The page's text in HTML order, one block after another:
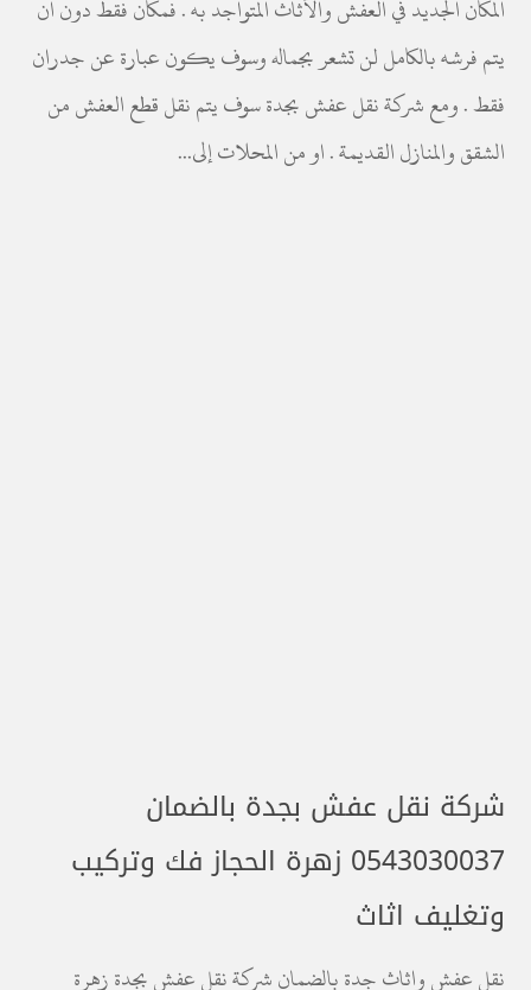
المكان الجديد في العفش والأثاث المتواجد به . فمكان فقط دون ان
يتم فرشه بالكامل لن تشعر بجماله وسوف يكون عبارة عن جدران
فقط . ومع شركة نقل عفش بجدة سوف يتم نقل قطع العفش من
الشقق والمنازل القديمة . او من المحلات إلى...
شركة نقل عفش بجدة بالضمان
0543030037 زهرة الحجاز فك وتركيب
وتغليف اثاث
نقل عفش واثاث جدة بالضمان شركة نقل عفش بجدة زهرة